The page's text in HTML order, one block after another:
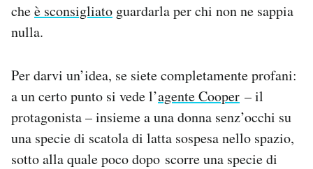
cheè sconsigliato guardarla per chi non ne sappia
nulla.
Per darvi un’idea, se siete completamente profani:
a un certo punto si vede l’agente Cooper – il
protagonista – insieme a una donna senz’occhi su
una specie di scatola di latta sospesa nello spazio,
sotto alla quale poco dopo scorre una specie di